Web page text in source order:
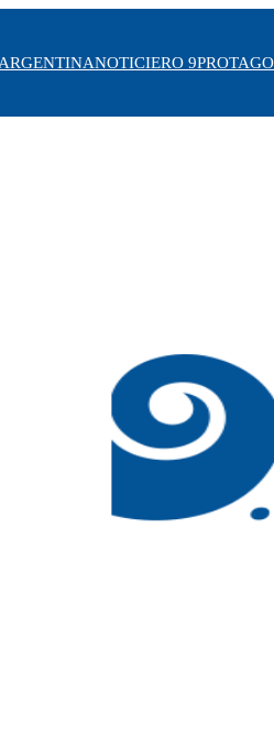
ARGENTINANOTICIERO 9